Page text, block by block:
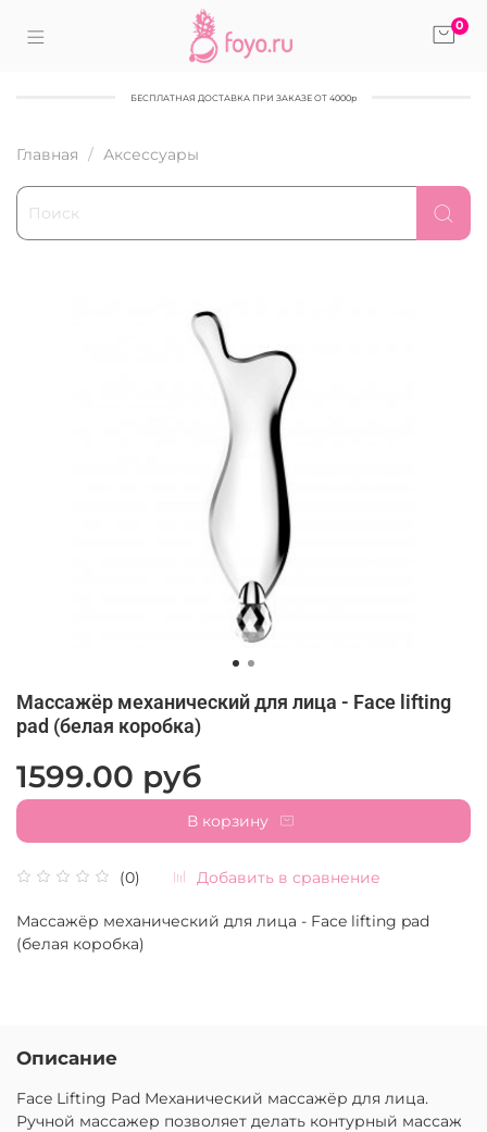
0
БЕСПЛАТНАЯ ДОСТАВКА ПРИ ЗАКАЗЕ ОТ 4000р
Главная Аксессуары
Массажёр механический для лица - Face lifting
pad (белая коробка)
(0) Добавить в сравнение
1599.00 руб
В корзину
Массажёр механический для лица - Face lifting pad
(белая коробка)
Описание
Face Lifting Pad Механический массажёр для лица.
Ручной массажер позволяет делать контурный массаж